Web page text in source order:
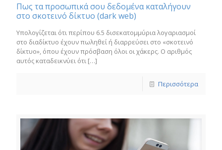
Πως τα προσωπικά σου δεδομένα καταλήγουν
στο σκοτεινό δίκτυο (dark web)
Υπολογίζεται ότι περίπου 6.5 δισεκατομμύρια λογαριασμοί
στο διαδίκτυο έχουν πωληθεί ή διαρρεύσει στο «σκοτεινό
δίκτυο», όπου έχουν πρόσβαση όλοι οι χάκερς. Ο αριθμός
αυτός καταδεικνύει ότι […]
Περισσότερα